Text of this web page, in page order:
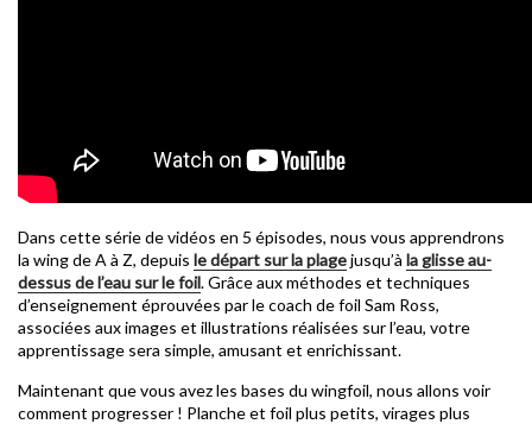
Dans cette série de vidéos en 5 épisodes, nous vous apprendrons
la wing de A à Z, depuis le départ sur la plagejusqu’à la glisse au-
dessus de l’eau sur le foil. Grâce aux méthodes et techniques
d’enseignement éprouvées par le coach de foil Sam Ross,
associées aux images et illustrations réalisées sur l’eau, votre
apprentissage sera simple, amusant et enrichissant.
Maintenant que vous avez les bases du wingfoil, nous allons voir
comment progresser ! Planche et foil plus petits, virages plus